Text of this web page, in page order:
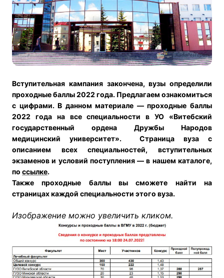
Вступительная кампания закончена, вузы определили
проходные баллы 2022 года. Предлагаем ознакомиться
с цифрами. В данном материале — проходные баллы
2022 года на все специальности в УО «Витебский
государственный ордена Дружбы Народов
медицинский университет». Страница вуза с
описанием всех специальностей, вступительных
экзаменов и условий поступления — в нашем каталоге,
по ссылке.
Также проходные баллы вы сможете найти на
страницах каждой специальности этого вуза.
Изображение можно увеличить кликом.